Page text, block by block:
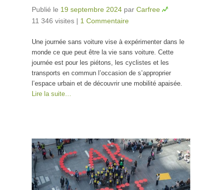
Publié le 19 septembre 2024 par Carfree
11 346 visites | 1 Commentaire
Une journée sans voiture vise à expérimenter dans le
monde ce que peut être la vie sans voiture. Cette
journée est pour les piétons, les cyclistes et les
transports en commun l’occasion de s’approprier
l’espace urbain et de découvrir une mobilité apaisée.
Lire la suite…